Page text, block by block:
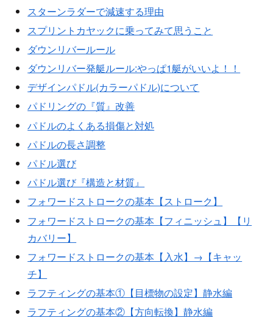
スターンラダーで減速する理由
スプリントカヤックに乗ってみて思うこと
ダウンリバールール
ダウンリバー発艇ルール:やっぱ1艇がいいよ！！
デザインパドル(カラーパドル)について
パドリングの『質』改善
パドルのよくある損傷と対処
パドルの長さ調整
パドル選び
パドル選び『構造と材質』
フォワードストロークの基本【ストローク】
フォワードストロークの基本【フィニッシュ】【リ
カバリー】
フォワードストロークの基本【入水】→【キャッ
チ】
ラフティングの基本①【目標物の設定】静水編
ラフティングの基本②【方向転換】静水編